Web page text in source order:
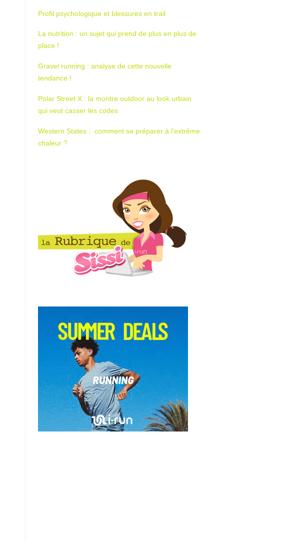
Profil psychologique et blessures en trail
La nutrition : un sujet qui prend de plus en plus de
place !
Gravel running : analyse de cette nouvelle
tendance !
Polar Street X : la montre outdoor au look urbain
qui veut casser les codes
Western States : comment se préparer à l’extrême
chaleur ?